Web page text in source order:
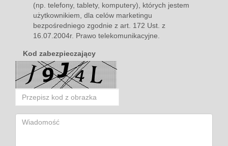
(np. telefony, tablety, komputery), których jestem
użytkownikiem, dla celów marketingu
bezpośredniego zgodnie z art. 172 Ust. z
16.07.2004r. Prawo telekomunikacyjne.
Kod zabezpieczający